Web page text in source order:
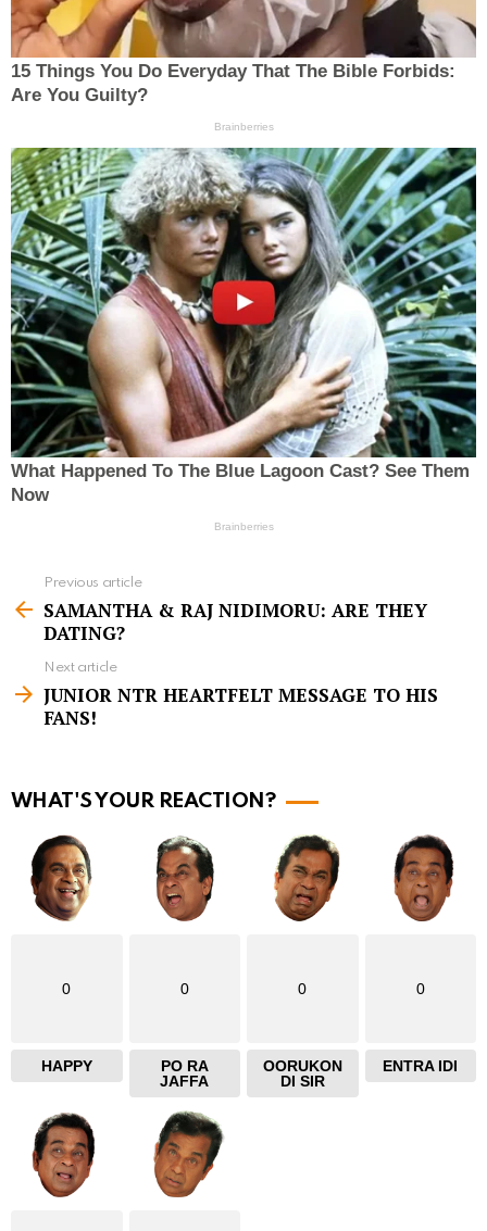
e
m
e
Previous article
SAMANTHA & RAJ NIDIMORU: ARE THEY
DATING?
Next article
JUNIOR NTR HEARTFELT MESSAGE TO HIS
FANS!
WHAT'S YOUR REACTION?
0
HAPPY
0
PO RA
JAFFA
0
OORUKON
DI SIR
0
ENTRA IDI